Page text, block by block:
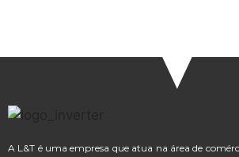
A L&T é uma empresa que atua na área de